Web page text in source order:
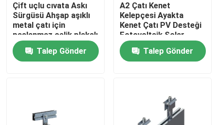
Çift uçlu cıvata Askı
Sürgüsü Ahşap aşıklı
metal çatı için
paslanmaz çelik plakalı
Talep Gönder
A2 Çatı Kenet
Kelepçesi Ayakta
Kenet Çatı PV Desteği
Fotovoltaik Solar
Montaj
Talep Gönder